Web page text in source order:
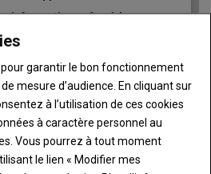
information grâce à la
êtes abonné(e)
VOUS
garantir le bon fonctionnement
mesure d’audience. En cliquant sur
à l’utilisation de ces cookies
à caractère personnel au
Vous pourrez à tout moment
le lien « Modifier mes